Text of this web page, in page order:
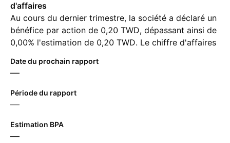
d'affaires
Au cours du dernier trimestre, la société a déclaré un
bénéfice par action de 0,20 TWD, dépassant ainsi de
0,00% l'estimation de 0,20 TWD. Le chiffre d'affaires
une estimation de ‪10,24 B‬ TWD. Pour le prochain
action de 0,34 TWD et un chiffre d'affaires de
‪12,06 B‬ TWD.
Date du prochain rapport
—
Période du rapport
—
Estimation BPA
—